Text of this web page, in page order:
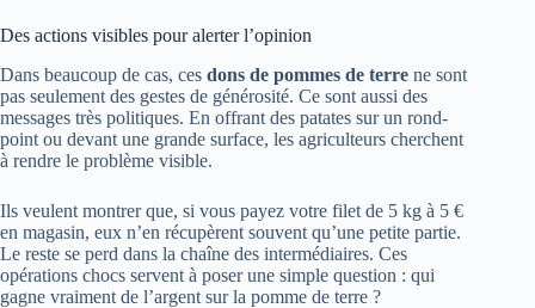
Des actions visibles pour alerter l’opinion
Dans beaucoup de cas, ces dons de pommes de terre ne sont
pas seulement des gestes de générosité. Ce sont aussi des
messages très politiques. En offrant des patates sur un rond-
point ou devant une grande surface, les agriculteurs cherchent
à rendre le problème visible.
Ils veulent montrer que, si vous payez votre filet de 5 kg à 5 €
en magasin, eux n’en récupèrent souvent qu’une petite partie.
Le reste se perd dans la chaîne des intermédiaires. Ces
opérations chocs servent à poser une simple question : qui
gagne vraiment de l’argent sur la pomme de terre ?